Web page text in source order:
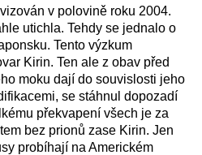
v polovině roku 2004.
utichla. Tehdy se jednalo o
Tento výzkum
Kirin. Ten ale z obav před
moku dají do souvislosti jeho
se stáhnul dopozadí
překvapení všech je za
bez prionů zase Kirin. Jen
probíhají na Americkém